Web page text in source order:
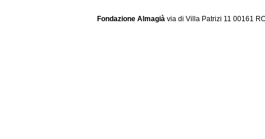
Fondazione Almagià via di Villa Patrizi 11 00161